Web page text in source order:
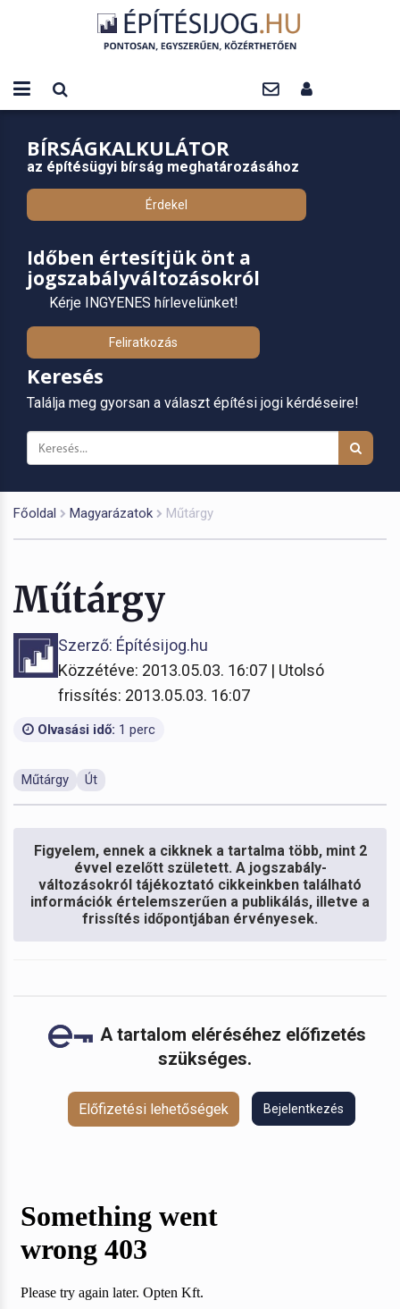
BÍRSÁGKALKULÁTOR
az építésügyi bírság meghatározásához
Érdekel
Időben értesítjük önt a
jogszabályváltozásokról
Kérje INGYENES hírlevelünket!
Feliratkozás
Keresés
Találja meg gyorsan a választ építési jogi kérdéseire!
Főoldal Magyarázatok Műtárgy
Műtárgy
Szerző: Építésijog.hu
Közzétéve: 2013.05.03. 16:07 | Utolsó
frissítés: 2013.05.03. 16:07
Olvasási idő: 1 perc
Műtárgy Út
Figyelem, ennek a cikknek a tartalma több, mint 2
évvel ezelőtt született. A jogszabály-
változásokról tájékoztató cikkeinkben található
információk értelemszerűen a publikálás, illetve a
frissítés időpontjában érvényesek.
A tartalom eléréséhez előfizetés
szükséges.
Előfizetési lehetőségek Bejelentkezés